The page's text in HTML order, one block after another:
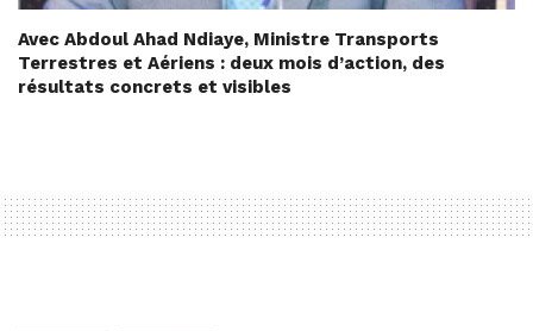
Avec Abdoul Ahad Ndiaye, Ministre Transports
Terrestres et Aériens : deux mois d’action, des
résultats concrets et visibles